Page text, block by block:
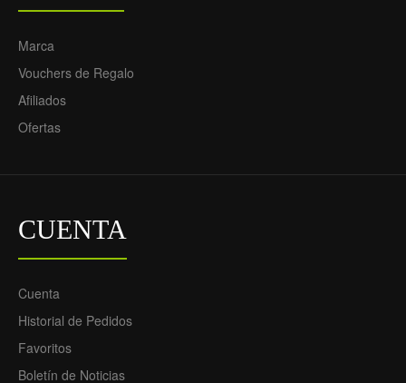
Marca
Vouchers de Regalo
Afiliados
Ofertas
CUENTA
Cuenta
Historial de Pedidos
Favoritos
Boletín de Noticias